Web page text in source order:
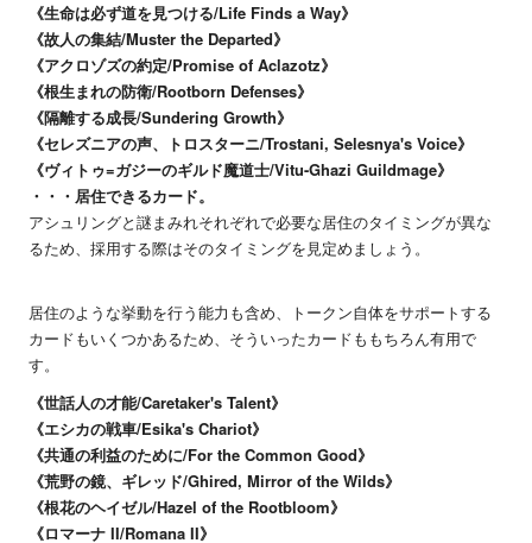
《生命は必ず道を見つける/Life Finds a Way》
《故人の集結/Muster the Departed》
《アクロゾズの約定/Promise of Aclazotz》
《根生まれの防衛/Rootborn Defenses》
《隔離する成長/Sundering Growth》
《セレズニアの声、トロスターニ/Trostani, Selesnya's Voice》
《ヴィトゥ=ガジーのギルド魔道士/Vitu-Ghazi Guildmage》
・・・居住できるカード。
アシュリングと謎まみれそれぞれで必要な居住のタイミングが異な
るため、採用する際はそのタイミングを見定めましょう。
居住のような挙動を行う能力も含め、トークン自体をサポートする
カードもいくつかあるため、そういったカードももちろん有用で
す。
《世話人の才能/Caretaker's Talent》
《エシカの戦車/Esika's Chariot》
《共通の利益のために/For the Common Good》
《荒野の鏡、ギレッド/Ghired, Mirror of the Wilds》
《根花のヘイゼル/Hazel of the Rootbloom》
《ロマーナ II/Romana II》